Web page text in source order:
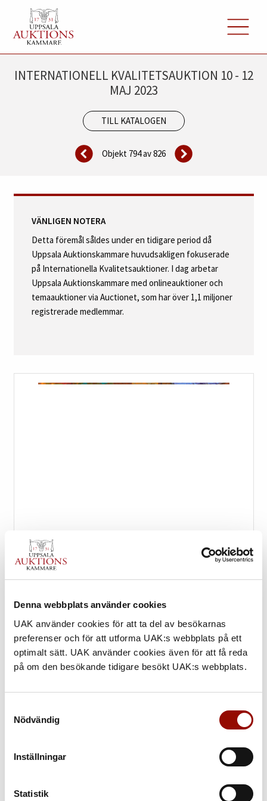
Denna webbplats använder cookies
UAK använder cookies för att ta del av besökarnas
preferenser och för att utforma UAK:s webbplats på ett
optimalt sätt. UAK använder cookies även för att få reda
på om den besökande tidigare besökt UAK:s webbplats.
Nödvändig
Inställningar
Statistik
INTERNATIONELL KVALITETSAUKTION 10 - 12
MAJ 2023
TILL KATALOGEN
Objekt 794 av826
VÄNLIGEN NOTERA
Detta föremål såldes under en tidigare period då
Uppsala Auktionskammare huvudsakligen fokuserade
på Internationella Kvalitetsauktioner. I dag arbetar
Uppsala Auktionskammare med onlineauktioner och
temaauktioner via Auctionet, som har över 1,1 miljoner
registrerade medlemmar.
857. ROLF HANSON
UTROP